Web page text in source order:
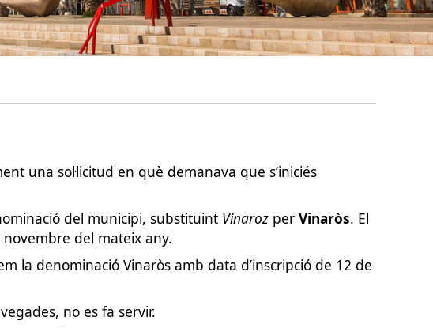
una sol·licitud en què demanava que s’iniciés
del municipi, substituint Vinaroz per Vinaròs. El
novembre del mateix any.
la denominació Vinaròs amb data d’inscripció de 12 de
no es fa servir.